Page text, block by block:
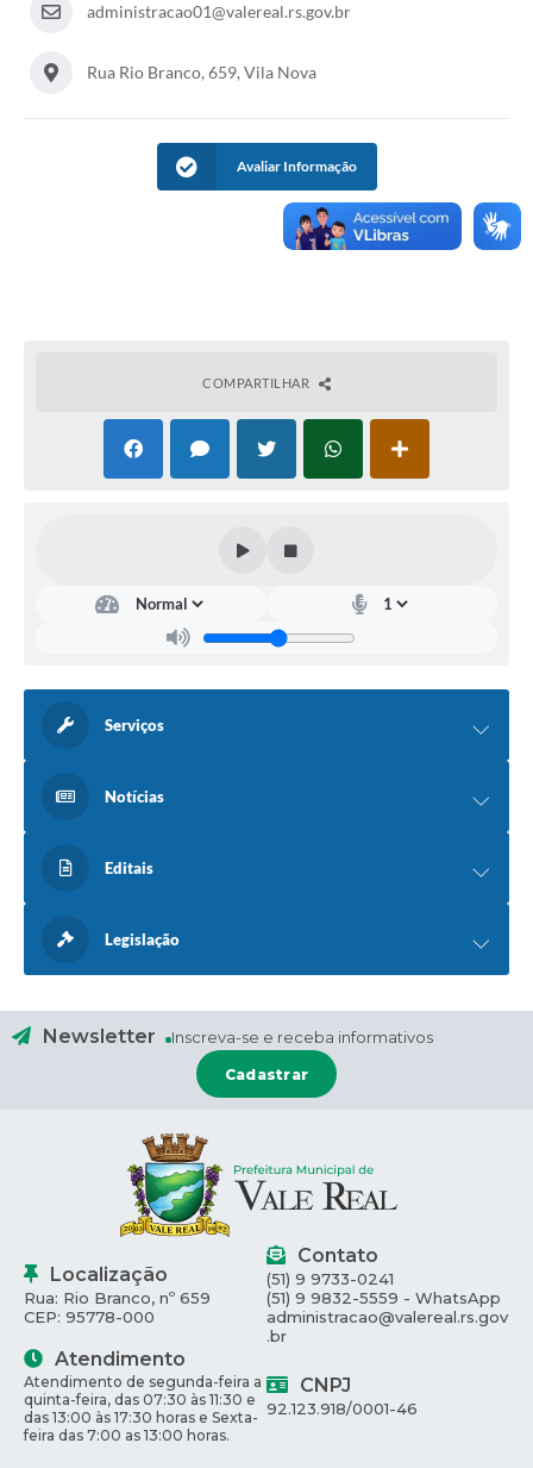
administracao01@valereal.rs.gov.br
Rua Rio Branco, 659, Vila Nova
Avaliar Informação
COMPARTILHAR
Serviços
Notícias
Editais
Legislação
Newsletter Inscreva-se e receba informativos
Cadastrar
Localização
Rua: Rio Branco, nº 659
CEP: 95778-000
Contato
(51) 9 9733-0241
(51) 9 9832-5559 - WhatsApp
administracao@valereal.rs.gov
.br
Atendimento
Atendimento de segunda-feira a
quinta-feira, das 07:30 às 11:30 e
das 13:00 às 17:30 horas e Sexta-
feira das 7:00 as 13:00 horas.
CNPJ
92.123.918/0001-46